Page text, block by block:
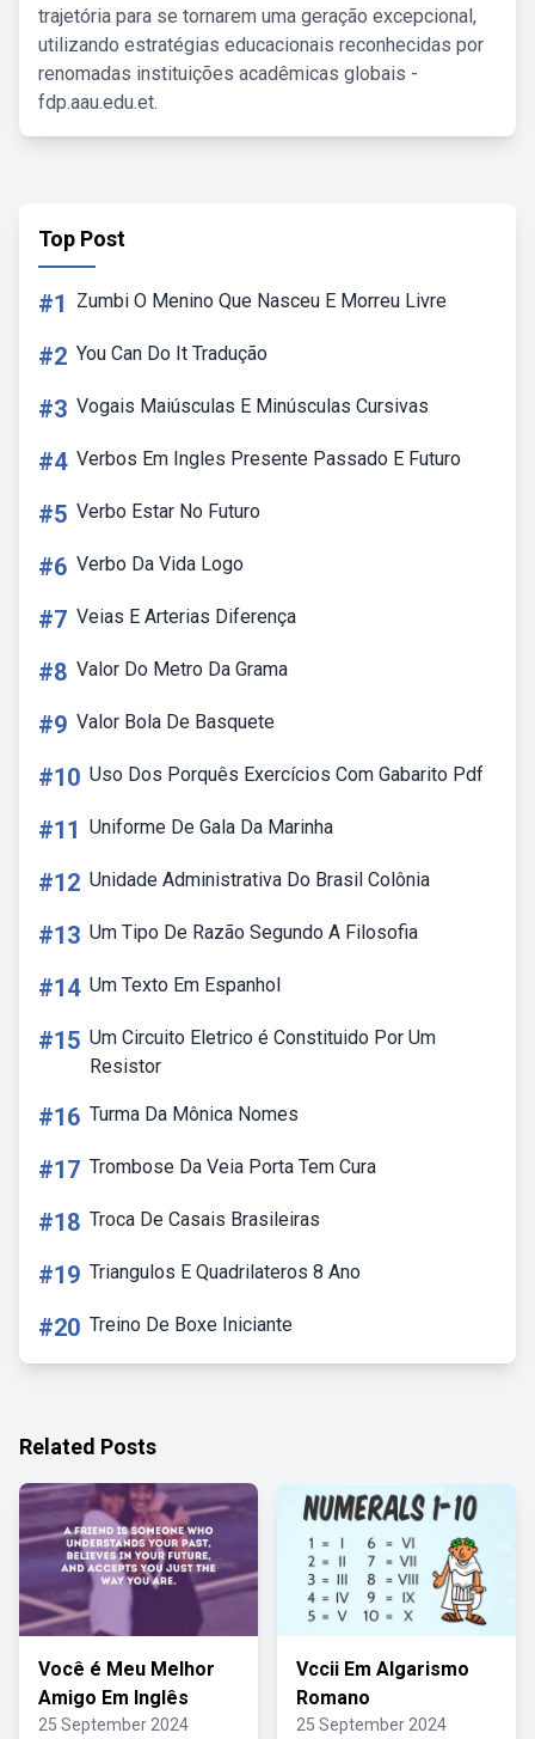
trajetória para se tornarem uma geração excepcional,
utilizando estratégias educacionais reconhecidas por
renomadas instituições acadêmicas globais -
fdp.aau.edu.et.
Top Post
#1 Zumbi O Menino Que Nasceu E Morreu Livre
#2 You Can Do It Tradução
#3 Vogais Maiúsculas E Minúsculas Cursivas
#4 Verbos Em Ingles Presente Passado E Futuro
#5 Verbo Estar No Futuro
#6 Verbo Da Vida Logo
#7 Veias E Arterias Diferença
#8 Valor Do Metro Da Grama
#9 Valor Bola De Basquete
#10 Uso Dos Porquês Exercícios Com Gabarito Pdf
#11 Uniforme De Gala Da Marinha
#12 Unidade Administrativa Do Brasil Colônia
#13 Um Tipo De Razão Segundo A Filosofia
#14 Um Texto Em Espanhol
#15 Um Circuito Eletrico é Constituido Por Um
Resistor
#16 Turma Da Mônica Nomes
#17 Trombose Da Veia Porta Tem Cura
#18 Troca De Casais Brasileiras
#19 Triangulos E Quadrilateros 8 Ano
#20 Treino De Boxe Iniciante
Related Posts
Você é Meu Melhor
Amigo Em Inglês
25 September 2024
Vccii Em Algarismo
Romano
25 September 2024